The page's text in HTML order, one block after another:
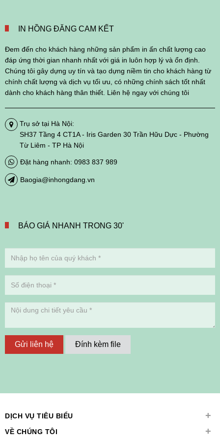
IN HỒNG ĐĂNG CAM KẾT
Đem đến cho khách hàng những sản phẩm in ấn chất lượng cao
đáp ứng thời gian nhanh nhất với giá in luôn hợp lý và ổn định.
Chúng tôi gây dựng uy tín và tạo dựng niềm tin cho khách hàng từ
chính chất lượng và dịch vụ tối ưu, có những chính sách tốt nhất
dành cho khách hàng thân thiết. Liên hệ ngay với chúng tôi
Trụ sở tại Hà Nội:
SH37 Tầng 4 CT1A - Iris Garden 30 Trần Hữu Dực - Phường
Từ Liêm - TP Hà Nội
Đặt hàng nhanh: 0983 837 989
Baogia@inhongdang.vn
BÁO GIÁ NHANH TRONG 30'
Gửi liên hệ Đính kèm file
DỊCH VỤ TIÊU BIỂU +
VỀ CHÚNG TÔI +